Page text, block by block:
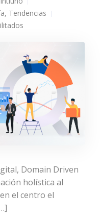
, Tendencias
Domain Driven
holística al
el centro el